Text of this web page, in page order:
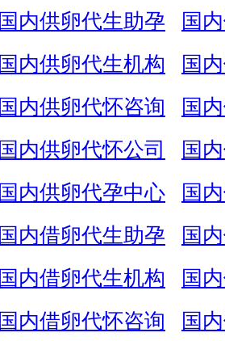
国内供卵代生助孕
国
国内供卵代生机构
国
国内供卵代怀咨询
国
国内供卵代怀公司
国
国内供卵代孕中心
国
国内借卵代生助孕
国
国内借卵代生机构
国
国内借卵代怀咨询
国